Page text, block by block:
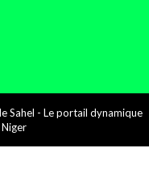
Sahel - Le portail dynamique